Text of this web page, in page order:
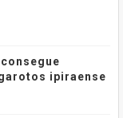
ipiraense